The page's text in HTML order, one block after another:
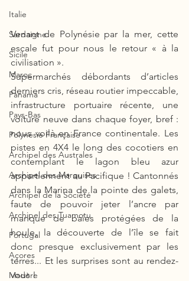
Italie
Sardaigne
Sicile
Maroc
Panama
Pays-Bas
Polynésie Française
Archipel des Australes
Archipel des Marquises
Archipel de la Société
Archipel des Tuamotu
Portugal
Açores
Madère
Venant de Polynésie par la mer, cette
escale fut pour nous le retour « à la
civilisation ».
Supermarchés débordants d’articles
derniers cris, réseau routier impeccable,
infrastructure portuaire récente, une
voiture neuve dans chaque foyer, bref :
nous voilà en France continentale. Les
pistes en 4X4 le long des cocotiers en
contemplant le lagon bleu azur
appartiennent au Pacifique ! Cantonnés
dans la Marina de la pointe des galets,
faute de pouvoir jeter l’ancre par
manque de baies protégées de la
houle, la découverte de l’île se fait
donc presque exclusivement par les
terres... Et les surprises sont au rendez-
vous !